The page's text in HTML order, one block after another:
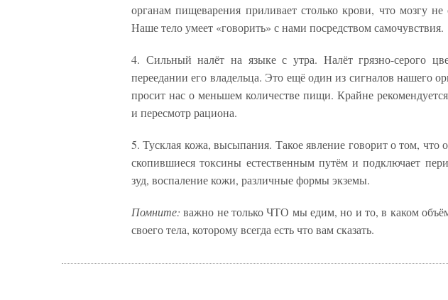
органам пищеварения приливает столько крови, что мозгу не
Наше тело умеет «говорить» с нами посредством самочувствия.
4. Сильный налёт на языке с утра. Налёт грязно-серого
переедании его владельца. Это ещё один из сигналов нашего
просит нас о меньшем количестве пищи. Крайне
и пересмотр рациона.
5. Тусклая кожа, высыпания. Такое явление говорит о том, что
скопившиеся токсины естественным путём и подключает
зуд, воспаление кожи, различные формы экземы.
Помните: важно не только ЧТО мы едим, но и то, в каком
своего тела, которому всегда есть что вам сказать.